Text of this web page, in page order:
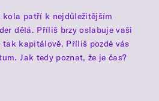
kola patří k nejdůležitějším
dělá. Příliš brzy oslabuje vaši
kapitálově. Příliš pozdě vás
Jak tedy poznat, že je čas?